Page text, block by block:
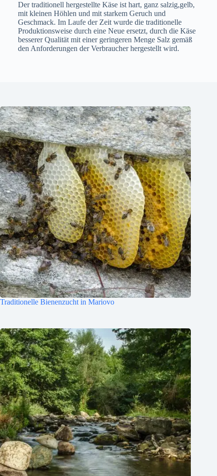
Der traditionell hergestellte Käse ist hart, ganz salzig,gelb,
mit kleinen Höhlen und mit starkem Geruch und
Geschmack. Im Laufe der Zeit wurde die traditionelle
Produktionsweise durch eine Neue ersetzt, durch die Käse
besserer Qualität mit einer geringeren Menge Salz gemäß
den Anforderungen der Verbraucher hergestellt wird.
Traditionelle Bienenzucht in Mariovo